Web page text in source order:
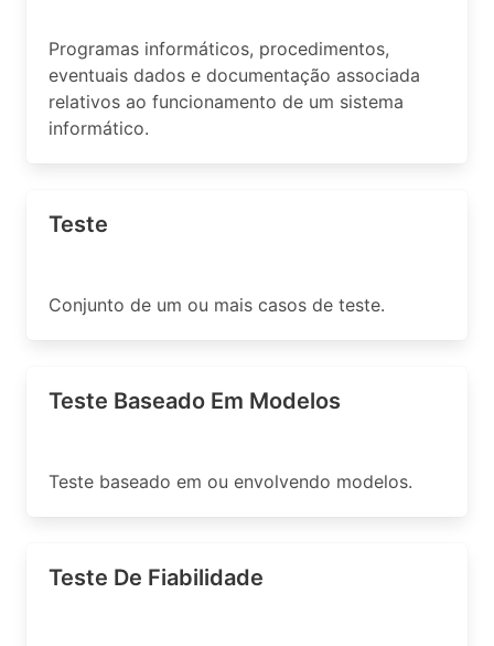
Programas informáticos, procedimentos,
eventuais dados e documentação associada
relativos ao funcionamento de um sistema
informático.
Teste
Conjunto de um ou mais casos de teste.
Teste Baseado Em Modelos
Teste baseado em ou envolvendo modelos.
Teste De Fiabilidade